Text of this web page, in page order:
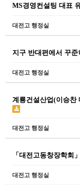
MS경영컨설팅 대표
대전고 행정실
지구 반대편에서 꾸
대전고 행정실
계룡건설산업(이승
대전고 행정실
「대전고동창장학회
대전고 행정실